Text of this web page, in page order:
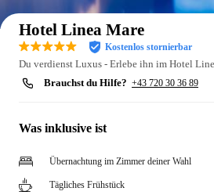
Hotel Linea Mare
Kostenlos stornierbar
Du verdienst Luxus - Erlebe ihn im Hotel
Brauchst du Hilfe? +43 720 30 36 89
Was inklusive ist
Übernachtung im Zimmer deiner Wahl
Tägliches Frühstück